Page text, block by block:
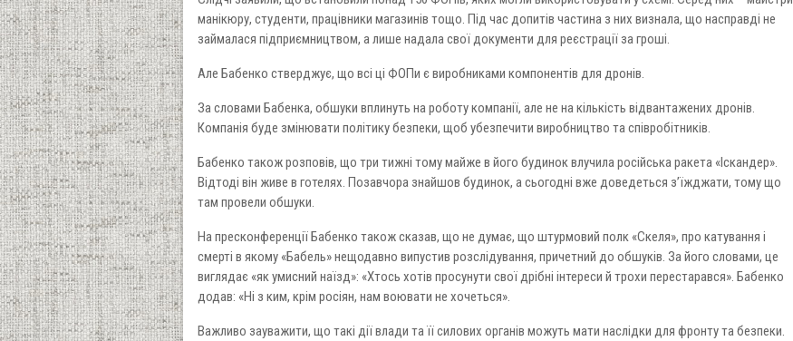
манікюру, студенти, працівники магазинів тощо. Під час допитів частина з них визнала, що насправді не
займалася підприємництвом, а лише надала свої документи для реєстрації за гроші.
Але Бабенко стверджує, що всі ці ФОПи є виробниками компонентів для дронів.
За словами Бабенка, обшуки вплинуть на роботу компанії, але не на кількість відвантажених дронів.
Компанія буде змінювати політику безпеки, щоб убезпечити виробництво та співробітників.
Бабенко також розповів, що три тижні тому майже в його будинок влучила російська ракета «Іскандер».
Відтоді він живе в готелях. Позавчора знайшов будинок, а сьогодні вже доведеться зʼїжджати, тому що
там провели обшуки.
На пресконференції Бабенко також сказав, що не думає, що штурмовий полк «Скеля», про катування і
смерті в якому «Бабель» нещодавно випустив розслідування, причетний до обшуків. За його словами, це
виглядає «як умисний наїзд»: «Хтось хотів просунути свої дрібні інтереси й трохи перестарався». Бабенко
додав: «Ні з ким, крім росіян, нам воювати не хочеться».
Важливо зауважити, що такі дії влади та її силових органів можуть мати наслідки для фронту та безпеки.